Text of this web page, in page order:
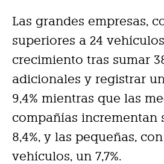
Las grandes empresas,
superiores a 24
crecimiento tras sumar
adicionales y registrar
9,4% mientras que las
compañías incrementan
8,4%, y las pequeñas,
vehículos, un 7,7%.